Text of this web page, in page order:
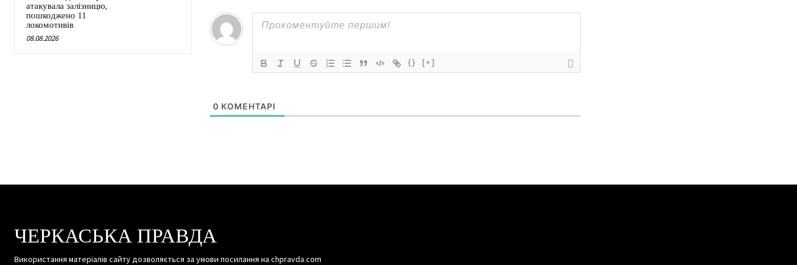
атакувала залізницю,
пошкоджено 11
локомотивів
08.08.2026
{} [+]
0 КОМЕНТАРІ
ЧЕРКАСЬКА ПРАВДА
Використання матеріалів сайту дозволяється за умови посилання на chpravda.com